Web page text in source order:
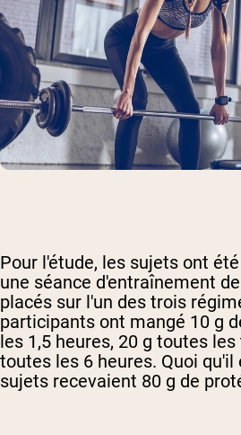
Pour l'étude, les sujets ont
une séance d'entraînement
placés sur l'un des trois
participants ont mangé 10 g
les 1,5 heures, 20 g toutes
toutes les 6 heures. Quoi qu'il
sujets recevaient 80 g de